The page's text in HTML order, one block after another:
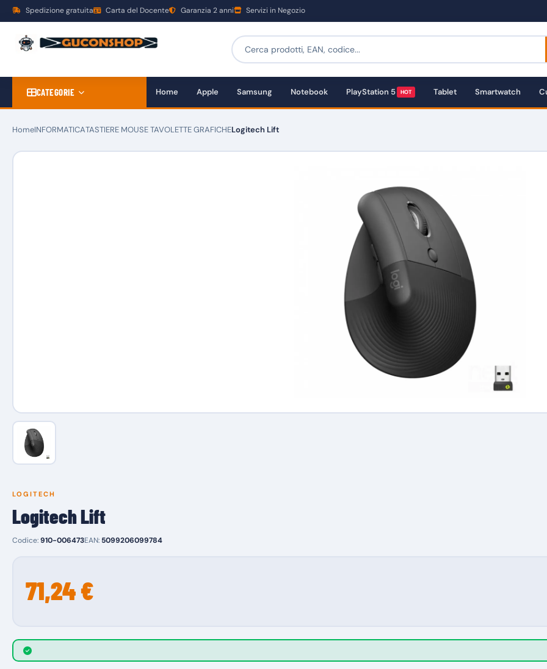
Spedizione gratuita Carta del Docente Garanzia 2 anni Servizi in Negozio
CATEGORIE Home Apple Samsung Notebook PlayStation 5 HOT Tablet Smartwatch
HomeINFORMATICATASTIERE MOUSE TAVOLETTE GRAFICHELogitech Lift
LOGITECH
Logitech Lift
Codice:910-006473EAN: 5099206099784
71,24 €